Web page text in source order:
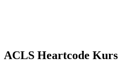
ACLS Heartcode Kurs